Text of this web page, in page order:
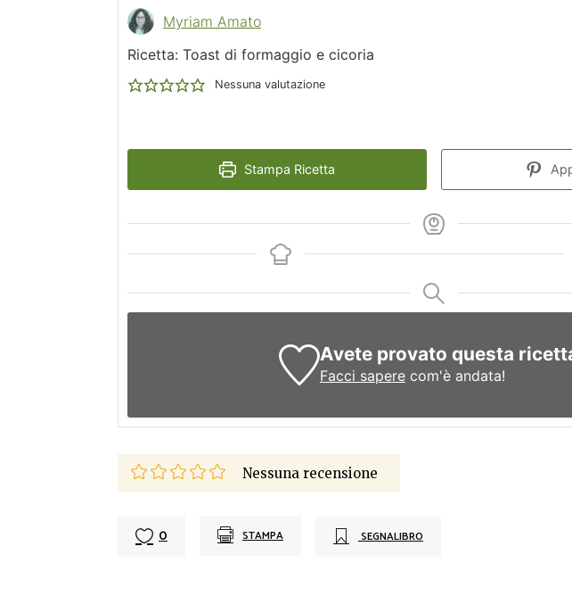
Myriam Amato
Ricetta: Toast di formaggio e cicoria
Nessuna valutazione
Stampa Ricetta
Avete provato questa
Facci saperecom'è andata!
Nessuna recensione
0 STAMPA SEGNALIBRO